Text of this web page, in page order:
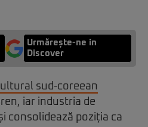
Urmărește-ne in
Discover
sud-coreean
iar industria de
consolidează poziția ca